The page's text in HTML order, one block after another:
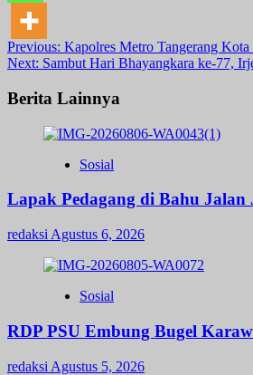
Post
navigation
Previous: Kapolres Metro Tangerang
Next: Sambut Hari Bhayangkara ke-77,
Berita Lainnya
Sosial
Lapak Pedagang di Bahu
redaksi Agustus 6, 2026
Sosial
RDP PSU Embung Bugel
redaksi Agustus 5, 2026